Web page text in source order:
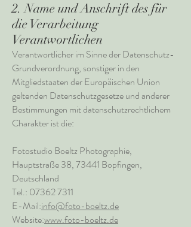
2. Name und Anschrift des für
die Verarbeitung
Verantwortlichen
Verantwortlicher im Sinne der Datenschutz-
Grundverordnung, sonstiger in den
Mitgliedstaaten der Europäischen Union
geltenden Datenschutzgesetze und anderer
Bestimmungen mit datenschutzrechtlichem
Charakter ist die:
Fotostudio Boeltz Photographie,
Hauptstraße 38, 73441 Bopfingen,
Deutschland
Tel.: 07362 7311
E-Mail:info@foto-boeltz.de
Website:www.foto-boeltz.de